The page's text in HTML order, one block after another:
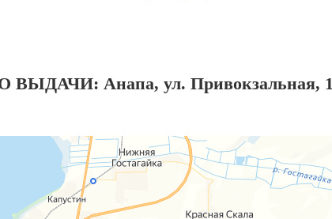
Анапа, ул. Привокзальная, 1